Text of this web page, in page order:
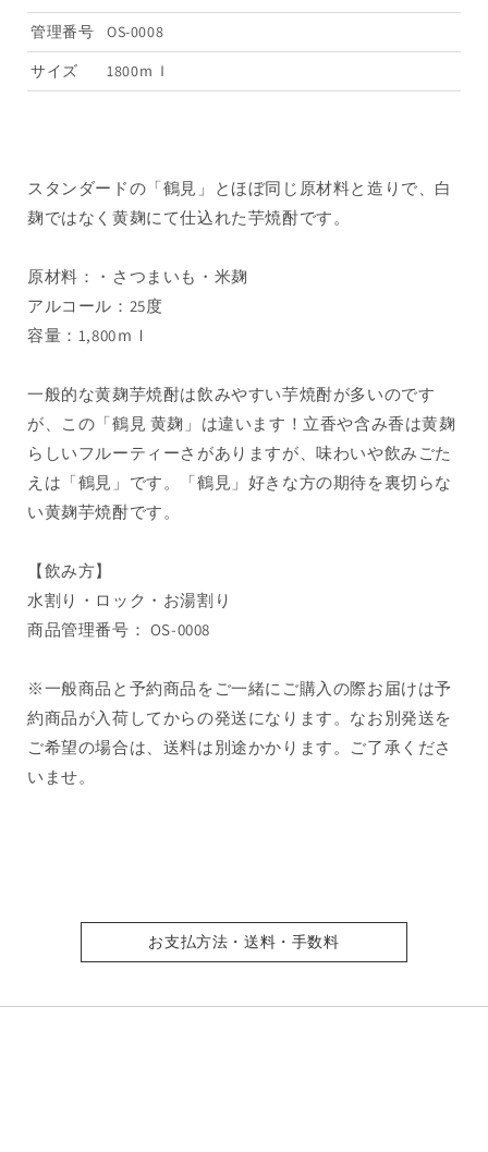
の
数
量
を
の
数
量
を
管理番号
OS-0008
サイズ
1800ｍｌ
スタンダードの「鶴見」とほぼ同じ原材料と造りで、白
麹ではなく黄麹にて仕込れた芋焼酎です。
原材料：・さつまいも・米麹
アルコール：25度
容量：1,800ｍｌ
一般的な黄麹芋焼酎は飲みやすい芋焼酎が多いのです
が、この「鶴見 黄麹」は違います！立香や含み香は黄麹
らしいフルーティーさがありますが、味わいや飲みごた
えは「鶴見」です。「鶴見」好きな方の期待を裏切らな
い黄麹芋焼酎です。
【飲み方】
水割り・ロック・お湯割り
商品管理番号： OS-0008
※一般商品と予約商品をご一緒にご購入の際お届けは予
約商品が入荷してからの発送になります。なお別発送を
ご希望の場合は、送料は別途かかります。ご了承くださ
いませ。
お支払方法・送料・手数料